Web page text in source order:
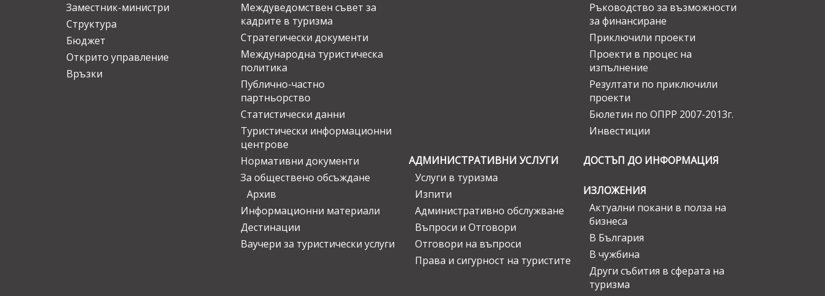
Заместник-министри
Структура
Бюджет
Открито управление
Връзки
Междуведомствен съвет за
кадрите в туризма
Стратегически документи
Международна туристическа
политика
Публично-частно
партньорство
Статистически данни
Туристически информационни
центрове
Нормативни документи
За обществено обсъждане
Архив
Информационни материали
Дестинации
Ваучери за туристически услуги
Ръководство за възможности
за финансиране
Приключили проекти
Проекти в процес на
изпълнение
Резултати по приключили
проекти
Бюлетин по ОПРР 2007-2013г.
Инвестиции
АДМИНИСТРАТИВНИ УСЛУГИ
Услуги в туризма
Изпити
Административно обслужване
Въпроси и Отговори
Отговори на въпроси
Права и сигурност на туристите
ДОСТЪП ДО ИНФОРМАЦИЯ
ИЗЛОЖЕНИЯ
Актуални покани в полза на
бизнеса
В България
В чужбина
Други събития в сферата на
туризма